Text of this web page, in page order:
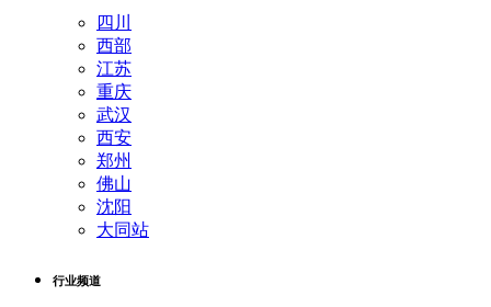
四川
西部
江苏
重庆
武汉
西安
郑州
佛山
沈阳
大同站
行业频道